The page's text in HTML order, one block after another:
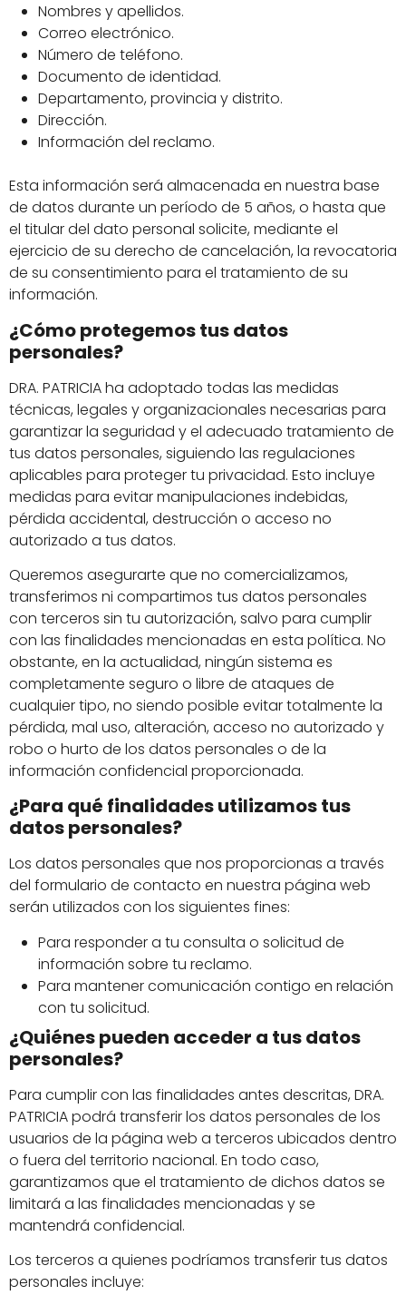
Nombres y apellidos.
Correo electrónico.
Número de teléfono.
Documento de identidad.
Departamento, provincia y distrito.
Dirección.
Información del reclamo.
Esta información será almacenada en nuestra base
de datos durante un período de 5 años, o hasta que
el titular del dato personal solicite, mediante el
ejercicio de su derecho de cancelación, la revocatoria
de su consentimiento para el tratamiento de su
información.
¿Cómo protegemos tus datos
personales?
DRA. PATRICIA ha adoptado todas las medidas
técnicas, legales y organizacionales necesarias para
garantizar la seguridad y el adecuado tratamiento de
tus datos personales, siguiendo las regulaciones
aplicables para proteger tu privacidad. Esto incluye
medidas para evitar manipulaciones indebidas,
pérdida accidental, destrucción o acceso no
autorizado a tus datos.
Queremos asegurarte que no comercializamos,
transferimos ni compartimos tus datos personales
con terceros sin tu autorización, salvo para cumplir
con las finalidades mencionadas en esta política. No
obstante, en la actualidad, ningún sistema es
completamente seguro o libre de ataques de
cualquier tipo, no siendo posible evitar totalmente la
pérdida, mal uso, alteración, acceso no autorizado y
robo o hurto de los datos personales o de la
información confidencial proporcionada.
¿Para qué finalidades utilizamos tus
datos personales?
Los datos personales que nos proporcionas a través
del formulario de contacto en nuestra página web
serán utilizados con los siguientes fines:
Para responder a tu consulta o solicitud de
información sobre tu reclamo.
Para mantener comunicación contigo en relación
con tu solicitud.
¿Quiénes pueden acceder a tus datos
personales?
Para cumplir con las finalidades antes descritas, DRA.
PATRICIA podrá transferir los datos personales de los
usuarios de la página web a terceros ubicados dentro
o fuera del territorio nacional. En todo caso,
garantizamos que el tratamiento de dichos datos se
limitará a las finalidades mencionadas y se
mantendrá confidencial.
Los terceros a quienes podríamos transferir tus datos
personales incluye: